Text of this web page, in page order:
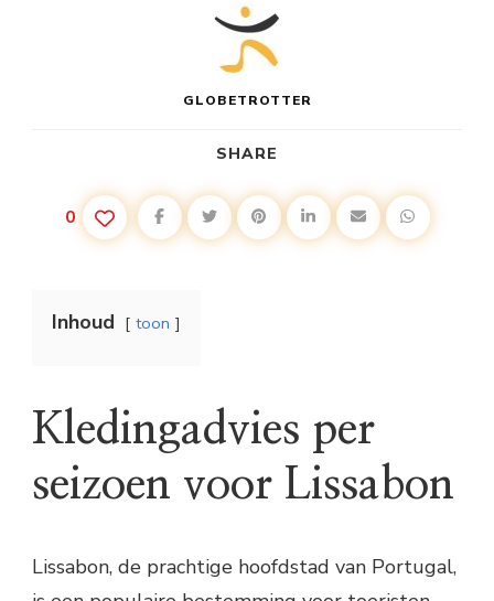
GLOBETROTTER
SHARE
0
Inhoud toon
Kledingadvies per
seizoen voor Lissabon
Lissabon, de prachtige hoofdstad van Portugal,